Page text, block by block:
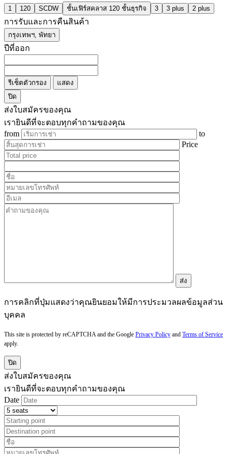
1 120 SCDW ชั้นเฟิร์สคลาส 120 ชั้นธุรกิจ 3 3 plus 2 plus
การรับและการคืนสินค้า
กรุงเทพฯ, พัทยา
ปีที่ออก
รีเซ็ตตัวกรอง
แสดง
ปิด
ส่งใบสมัครของคุณ
เรายินดีที่จะตอบทุกคำถามของคุณ
from
to
Price
การคลิกที่ปุ่มแสดงว่าคุณยินยอมให้มีการประมวลผลข้อมูลส่วน
บุคคล
This site is protected by reCAPTCHA and the Google Privacy Policy and Terms of Service
apply.
ปิด
ส่งใบสมัครของคุณ
เรายินดีที่จะตอบทุกคำถามของคุณ
Date